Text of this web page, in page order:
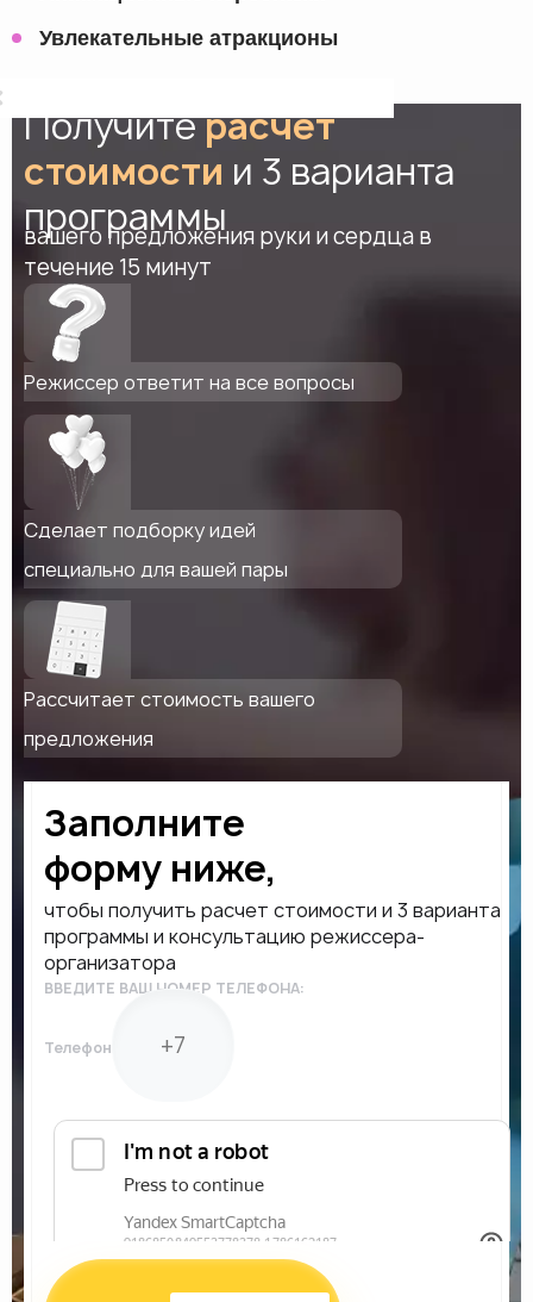
Увлекательные атракционы
Получитерасчет
стоимости и 3 варианта
программы
вашего предложения руки и сердца в
течение 15 минут
Режиссер ответит на все вопросы
Сделает подборку идей
специально для вашей пары
Рассчитает стоимость вашего
предложения
Заполните
форму ниже,
чтобы получить расчет стоимости и 3 варианта
программы и консультацию режиссера-
организатора
ВВЕДИТЕ ВАШ НОМЕР ТЕЛЕФОНА:
Телефон